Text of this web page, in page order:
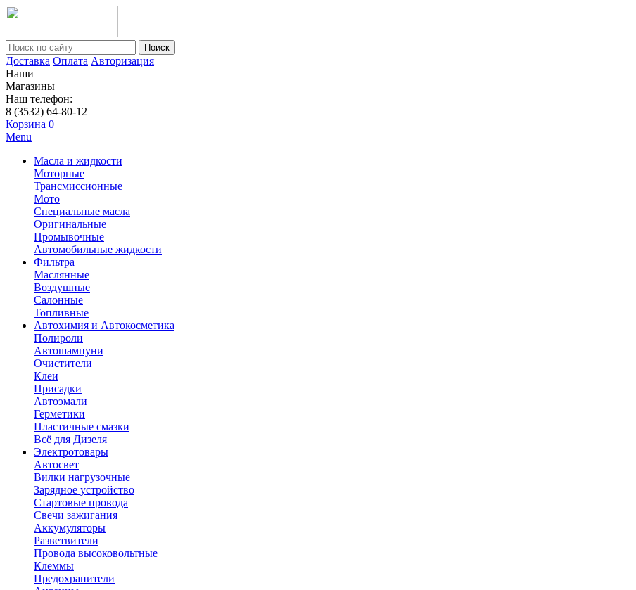
Поиск
Доставка Оплата Авторизация
Наши
Магазины
Наш телефон:
8 (3532) 64-80-12
Корзина 0
Menu
Масла и жидкости
Моторные
Трансмиссионные
Мото
Специальные масла
Оригинальные
Промывочные
Автомобильные жидкости
Фильтра
Маслянные
Воздушные
Салонные
Топливные
Автохимия и Автокосметика
Полироли
Автошампуни
Очистители
Клеи
Присадки
Автоэмали
Герметики
Пластичные смазки
Всё для Дизеля
Электротовары
Автосвет
Вилки нагрузочные
Зарядное устройство
Стартовые провода
Свечи зажигания
Аккумуляторы
Разветвители
Провода высоковольтные
Клеммы
Предохранители